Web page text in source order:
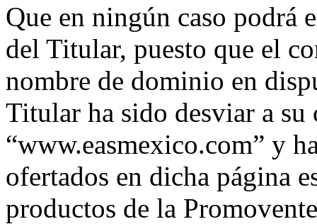
Que en ningún caso podrá
del Titular, puesto que el
nombre de dominio en
Titular ha sido desviar a
“www.easmexico.com” y
ofertados en dicha página
productos de la